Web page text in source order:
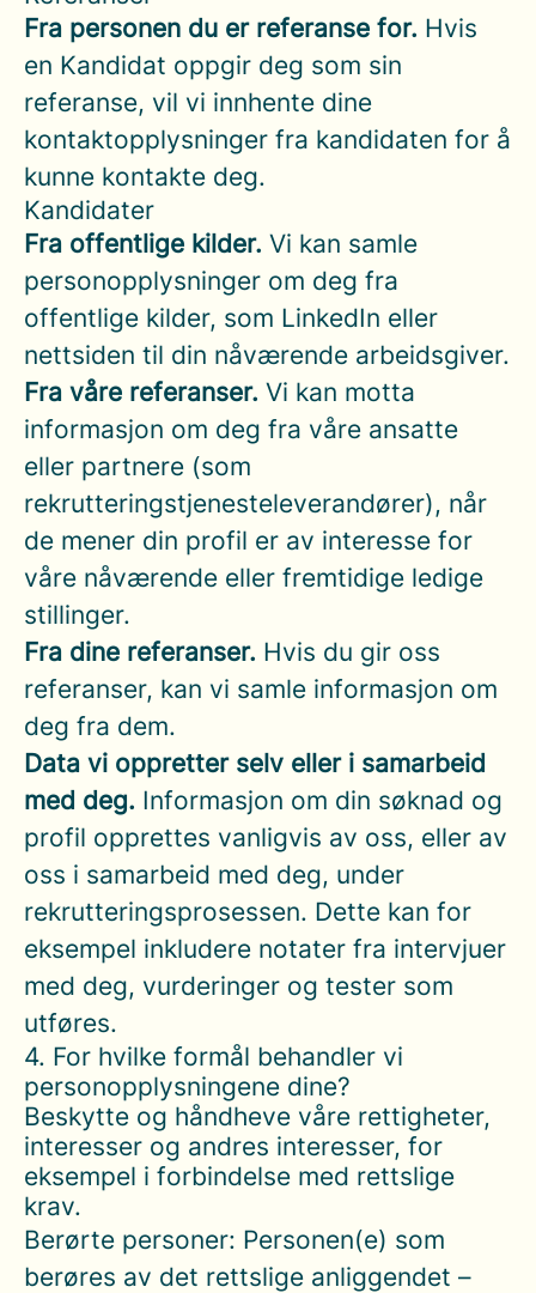
Fra personen du er referanse for. Hvis
en Kandidat oppgir deg som sin
referanse, vil vi innhente dine
kontaktopplysninger fra kandidaten for å
kunne kontakte deg.
Kandidater
Fra offentlige kilder. Vi kan samle
personopplysninger om deg fra
offentlige kilder, som LinkedIn eller
nettsiden til din nåværende arbeidsgiver.
Fra våre referanser. Vi kan motta
informasjon om deg fra våre ansatte
eller partnere (som
rekrutteringstjenesteleverandører), når
de mener din profil er av interesse for
våre nåværende eller fremtidige ledige
stillinger.
Fra dine referanser. Hvis du gir oss
referanser, kan vi samle informasjon om
deg fra dem.
Data vi oppretter selv eller i samarbeid
med deg. Informasjon om din søknad og
profil opprettes vanligvis av oss, eller av
oss i samarbeid med deg, under
rekrutteringsprosessen. Dette kan for
eksempel inkludere notater fra intervjuer
med deg, vurderinger og tester som
utføres.
4. For hvilke formål behandler vi
personopplysningene dine?
Beskytte og håndheve våre rettigheter,
interesser og andres interesser, for
eksempel i forbindelse med rettslige
krav.
Berørte personer: Personen(e) som
berøres av det rettslige anliggendet –